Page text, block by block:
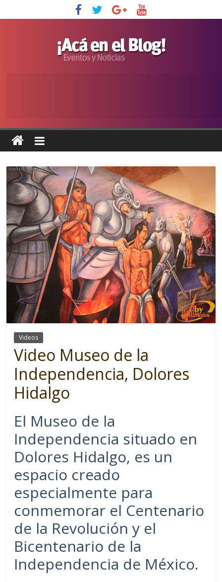
Videos
Video Museo de la
Independencia, Dolores
Hidalgo
El Museo de la
Independencia situado en
Dolores Hidalgo, es un
espacio creado
especialmente para
conmemorar el Centenario
de la Revolución y el
Bicentenario de la
Independencia de México.